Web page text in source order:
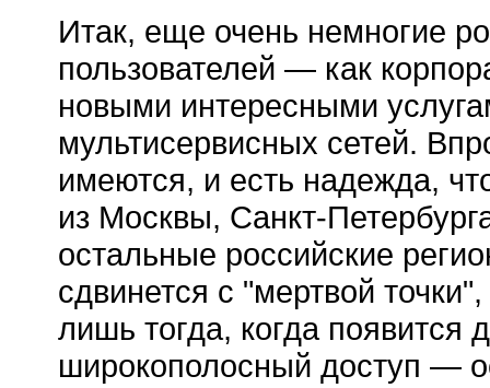
Итак, еще очень немногие
пользователей — как
новыми интересными
мультисервисных сетей.
имеются, и есть надежда,
из Москвы, Санкт-
остальные российские
сдвинется с "мертвой
лишь тогда, когда появится
широкополосный доступ —